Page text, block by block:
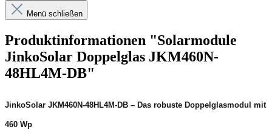
Menü schließen
Produktinformationen "Solarmodule
JinkoSolar Doppelglas JKM460N-
48HL4M-DB"
JinkoSolar JKM460N-48HL4M-DB – Das robuste Doppelglasmodul mit
460 Wp